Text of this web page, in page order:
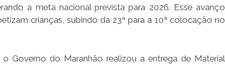
a meta nacional prevista para 2026. Esse avanço
crianças, subindo da 23ª para a 10ª colocação no
Governo do Maranhão realizou a entrega de Material